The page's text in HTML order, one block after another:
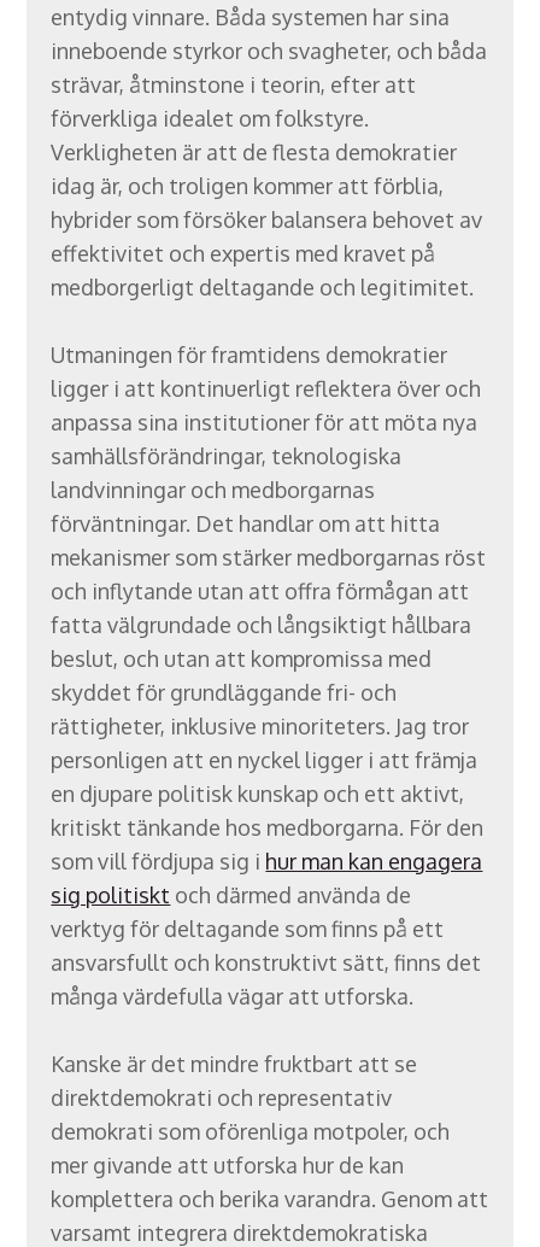
entydig vinnare. Båda systemen har sina
inneboende styrkor och svagheter, och båda
strävar, åtminstone i teorin, efter att
förverkliga idealet om folkstyre.
Verkligheten är att de flesta demokratier
idag är, och troligen kommer att förblia,
hybrider som försöker balansera behovet av
effektivitet och expertis med kravet på
medborgerligt deltagande och legitimitet.
Utmaningen för framtidens demokratier
ligger i att kontinuerligt reflektera över och
anpassa sina institutioner för att möta nya
samhällsförändringar, teknologiska
landvinningar och medborgarnas
förväntningar. Det handlar om att hitta
mekanismer som stärker medborgarnas röst
och inflytande utan att offra förmågan att
fatta välgrundade och långsiktigt hållbara
beslut, och utan att kompromissa med
skyddet för grundläggande fri- och
rättigheter, inklusive minoriteters. Jag tror
personligen att en nyckel ligger i att främja
en djupare politisk kunskap och ett aktivt,
kritiskt tänkande hos medborgarna. För den
som vill fördjupa sig i hur man kan engagera
sig politiskt och därmed använda de
verktyg för deltagande som finns på ett
ansvarsfullt och konstruktivt sätt, finns det
många värdefulla vägar att utforska.
Kanske är det mindre fruktbart att se
direktdemokrati och representativ
demokrati som oförenliga motpoler, och
mer givande att utforska hur de kan
komplettera och berika varandra. Genom att
varsamt integrera direktdemokratiska